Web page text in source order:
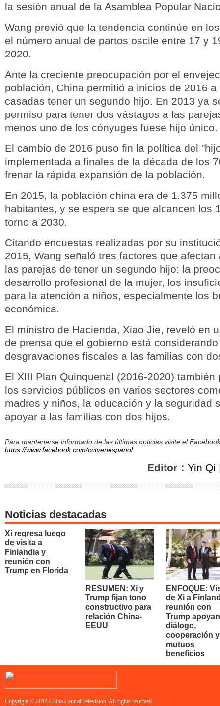
la sesión anual de la Asamblea Popular
Wang previó que la tendencia continúe en
el número anual de partos oscile entre 17 y
2020.
Ante la creciente preocupación por el
población, China permitió a inicios de 2016
casadas tener un segundo hijo. En 2013 ya
permiso para tener dos vástagos a las
menos uno de los cónyuges fuese hijo único.
El cambio de 2016 puso fin la política del
implementada a finales de la década de los
frenar la rápida expansión de la población.
En 2015, la población china era de 1.375
habitantes, y se espera se que alcancen los
torno a 2030.
Citando encuestas realizadas por su
2015, Wang señaló tres factores que afectan
las parejas de tener un segundo hijo: la
desarrollo profesional de la mujer, los
para la atención a niños, especialmente los
económica.
El ministro de Hacienda, Xiao Jie, reveló en
de prensa que el gobierno está
desgravaciones fiscales a las familias con
El XIII Plan Quinquenal (2016-2020) también
los servicios públicos en varios sectores
madres y niños, la educación y la seguridad
apoyar a las familias con dos hijos.
Para mantenerse informado de las últimas noticias visite el
https://www.facebook.com/cctvenespanol
Editor： Yin Qi
Noticias destacadas
Xi regresa luego
de visita a
Finlandia y
reunión con
Trump en Florida
RESUMEN: Xi y
Trump fijan tono
constructivo para
relación China-
EEUU
ENFOQUE:
de Xi a
reunión con
Trump apoyan
diálogo,
cooperación y
mutuos
beneficios
Copyright © 2014 China Central Television. All rights reserved.